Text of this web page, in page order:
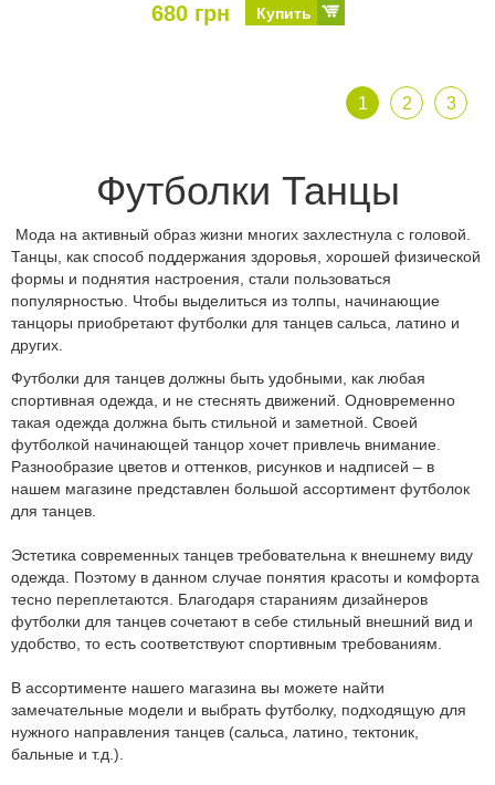
680 грн Купить
1 2 3
Футболки Танцы
Мода на активный образ жизни многих захлестнула с головой.
Танцы, как способ поддержания здоровья, хорошей физической
формы и поднятия настроения, стали пользоваться
популярностью. Чтобы выделиться из толпы, начинающие
танцоры приобретают футболки для танцев сальса, латино и
других.
Футболки для танцев должны быть удобными, как любая
спортивная одежда, и не стеснять движений. Одновременно
такая одежда должна быть стильной и заметной. Своей
футболкой начинающей танцор хочет привлечь внимание.
Разнообразие цветов и оттенков, рисунков и надписей – в
нашем магазине представлен большой ассортимент футболок
для танцев.
Эстетика современных танцев требовательна к внешнему виду
одежда. Поэтому в данном случае понятия красоты и комфорта
тесно переплетаются. Благодаря стараниям дизайнеров
футболки для танцев сочетают в себе стильный внешний вид и
удобство, то есть соответствуют спортивным требованиям.
В ассортименте нашего магазина вы можете найти
замечательные модели и выбрать футболку, подходящую для
нужного направления танцев (сальса, латино, тектоник,
бальные и т.д.).